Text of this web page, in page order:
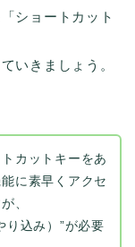
ショートカット
いきましょう。
カットキーをあ
に素早くアクセ
、
り込み）”が必要